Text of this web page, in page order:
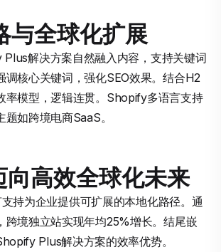
与全球化扩展
解决方案自然融入内容，支持关键词
调核心关键词，强化SEO效果。结合H2
率模型，逻辑连贯。Shopify多语言支持
如跨境电商SaaS。
向高效全球化未来
持为企业提供可扩展的本地化路径。通
跨境独立站实现年均25%增长。结尾嵌
Plus解决方案的效率优势。